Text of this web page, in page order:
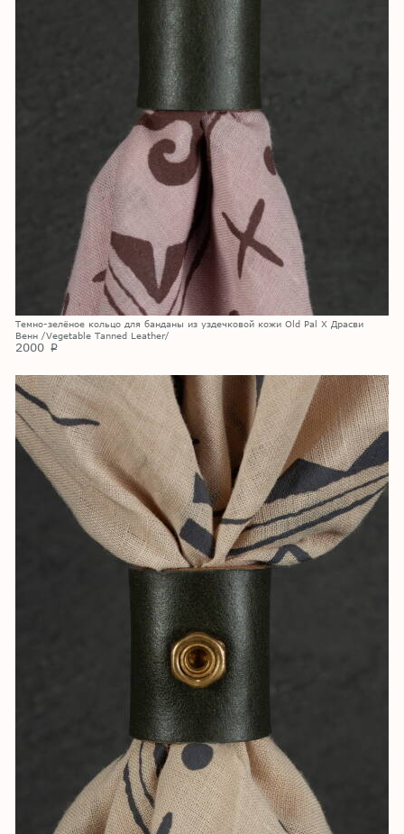
Темно-зелёное кольцо для банданы из уздечковой кожи Old Pal X Драсви
Венн /Vegetable Tanned Leather/
2000 p